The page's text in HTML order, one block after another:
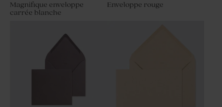
Magnifique enveloppe
carrée blanche
Enveloppe rouge